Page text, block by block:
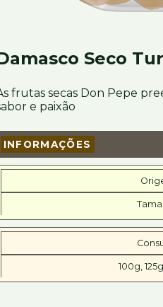
Seco
frutas secas Don Pepe
e paixão
INFORMAÇÕES
100g,